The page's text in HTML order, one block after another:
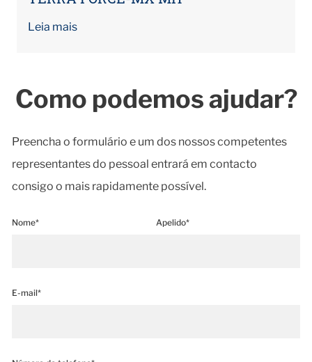
Leia mais
Como podemos ajudar?
Preencha o formulário e um dos nossos competentes
representantes do pessoal entrará em contacto
consigo o mais rapidamente possível.
Nome* Apelido*
E-mail*